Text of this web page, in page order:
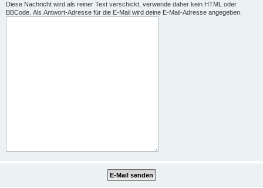
Diese Nachricht wird als reiner Text verschickt, verwende daher kein HTML oder
BBCode. Als Antwort-Adresse für die E-Mail wird deine E-Mail-Adresse angegeben.